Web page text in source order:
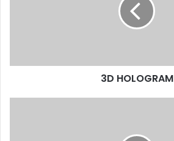
3D HOLOGRAM